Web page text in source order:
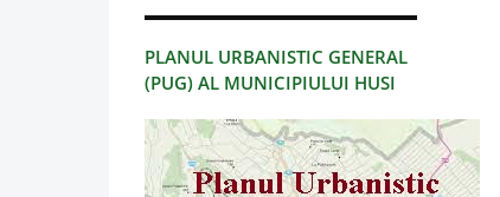
PLANUL URBANISTIC GENERAL
(PUG) AL MUNICIPIULUI HUSI